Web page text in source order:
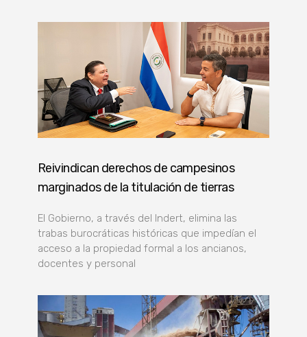
Reivindican derechos de campesinos
marginados de la titulación de tierras
El Gobierno, a través del Indert, elimina las
trabas burocráticas históricas que impedían el
acceso a la propiedad formal a los ancianos,
docentes y personal